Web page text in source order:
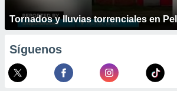
Tornados y lluvias torrenciales en
Síguenos